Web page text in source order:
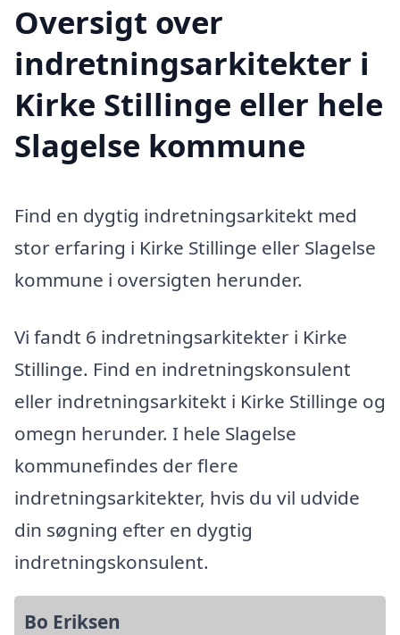
Oversigt over
indretningsarkitekter i
Kirke Stillinge eller hele
Slagelse kommune
Find en dygtig indretningsarkitekt med
stor erfaring i Kirke Stillinge eller Slagelse
kommune i oversigten herunder.
Vi fandt 6 indretningsarkitekter i Kirke
Stillinge. Find en indretningskonsulent
eller indretningsarkitekt i Kirke Stillinge og
omegn herunder. I hele Slagelse
kommunefindes der flere
indretningsarkitekter, hvis du vil udvide
din søgning efter en dygtig
indretningskonsulent.
Bo Eriksen